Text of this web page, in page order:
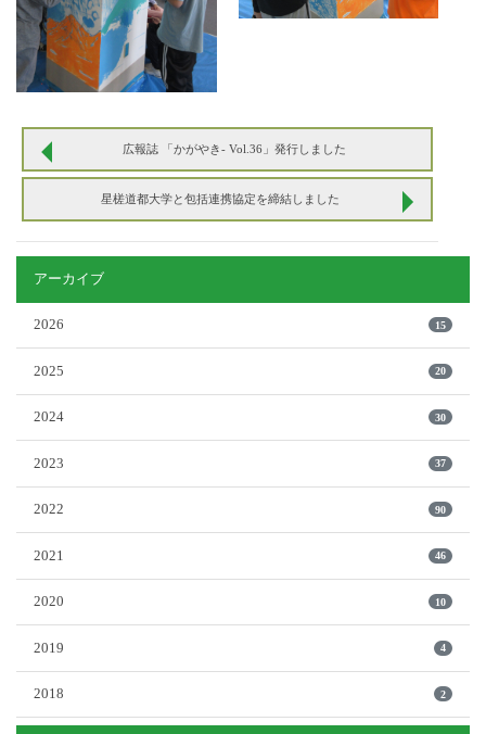
広報誌 「かがやき- Vol.36」発行しました
星槎道都大学と包括連携協定を締結しました
アーカイブ
2026 15
2025 20
2024 30
2023 37
2022 90
2021 46
2020 10
2019 4
2018 2